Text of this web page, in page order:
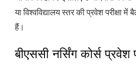
या विश्वविद्यालय स्तर की प्रवेश परीक्षा
हैं।
बीएससी नर्सिंग कोर्स प्रवेश